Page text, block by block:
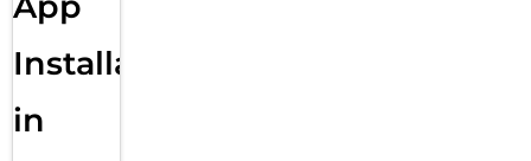
Installation
in